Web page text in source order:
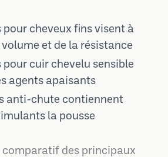
pour cheveux fins visent à
et de la résistance
pour cuir chevelu sensible
agents apaisants
anti-chute contiennent
la pousse
comparatif des principaux